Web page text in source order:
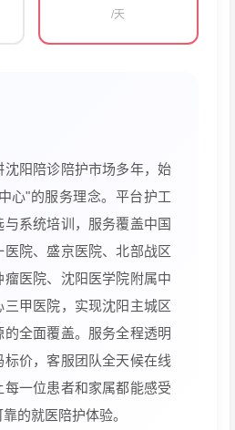
/天
沈阳陪诊陪护市场多年，始
心"的服务理念。平台护工
与系统培训，服务覆盖中国
医院、盛京医院、北部战区
瘤医院、沈阳医学院附属中
三甲医院，实现沈阳主城区
全面覆盖。服务全程透明
价，客服团队全天候在线
每一位患者和家属都能感受
的就医陪护体验。